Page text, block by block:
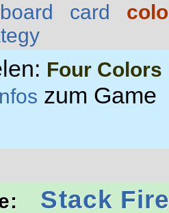
board card
Four Colors
zum Game
Stack